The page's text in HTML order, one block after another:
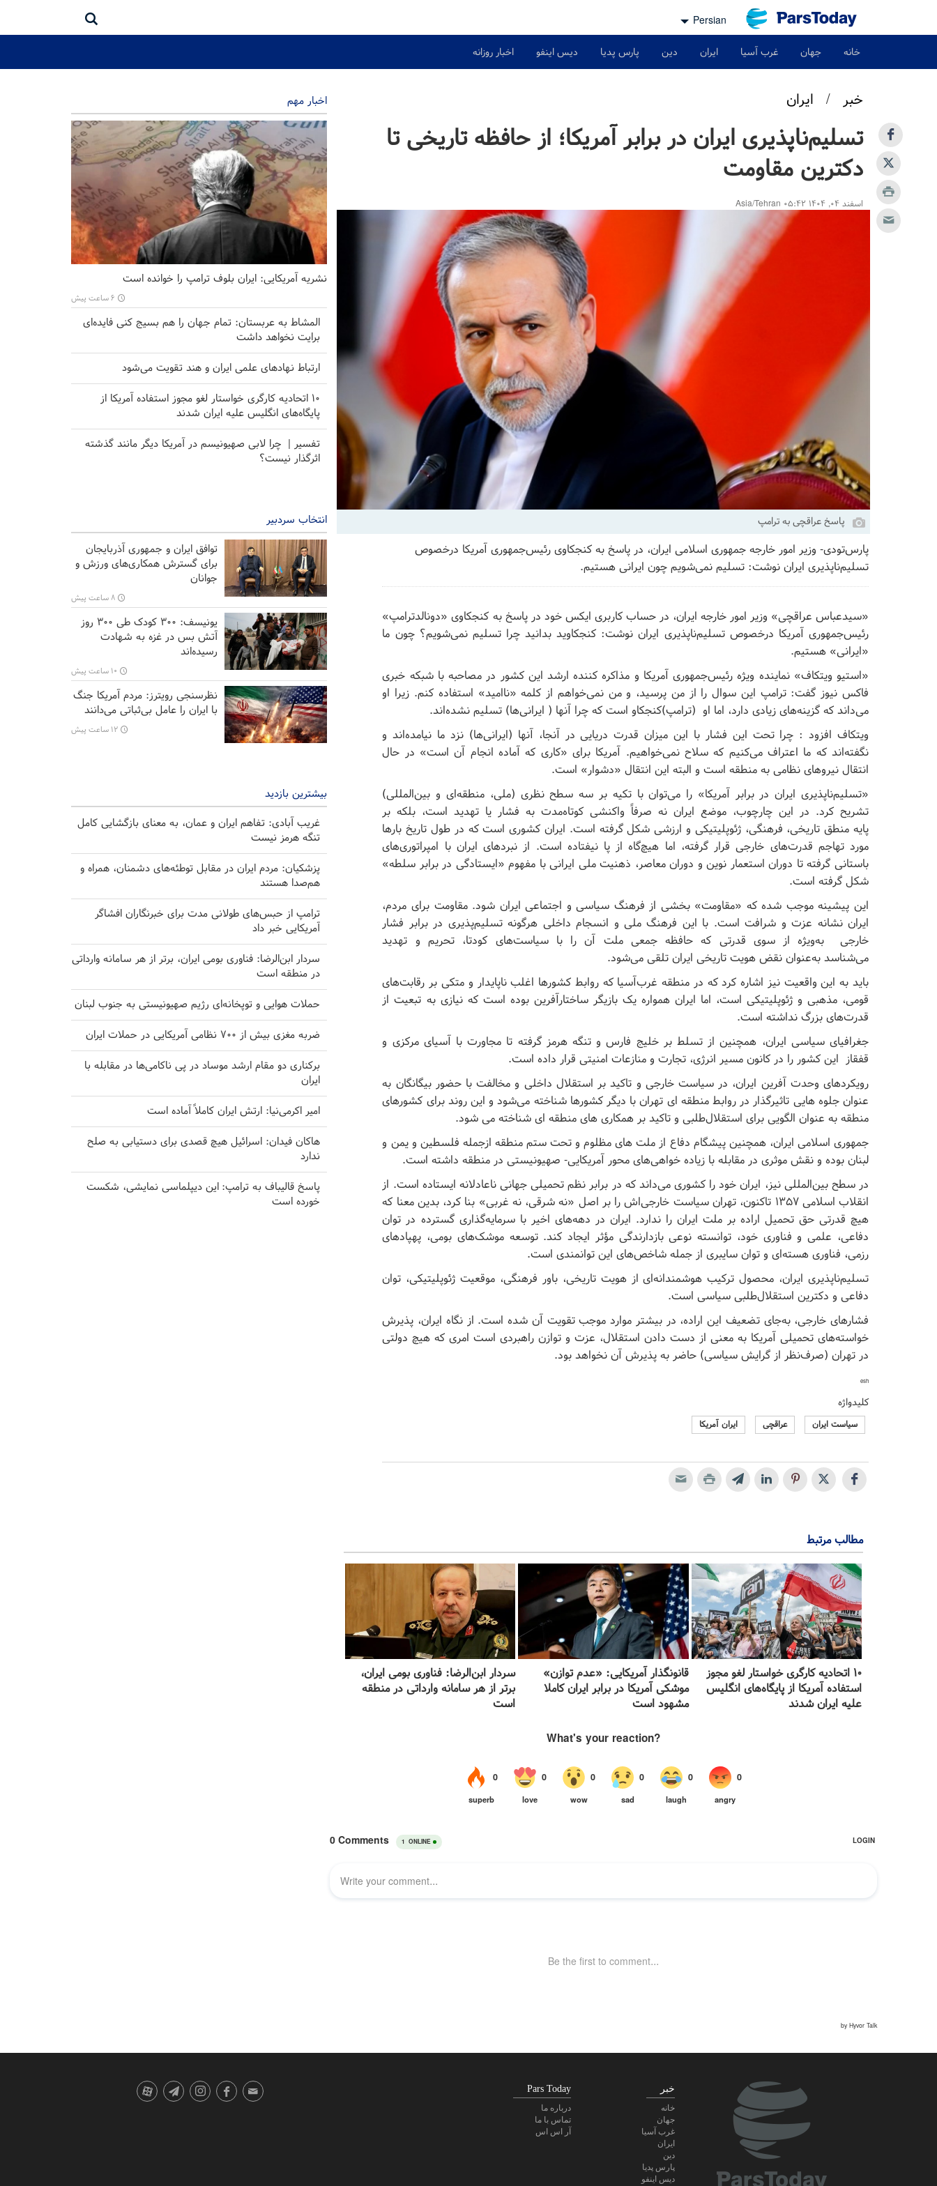
Persian
خانه جهان غرب آسیا ایران دین پارس پدیا دیس اینفو اخبار روزانه
خبر / ایران
تسلیم‌ناپذیری ایران در برابر آمریکا؛ از حافظه تاریخی تا
دکترین مقاومت
اسفند ۰۴, ۱۴۰۴ ۰۵:۴۲ Asia/Tehran
پاسخ عراقچی به ترامپ
پارس‌تودی- وزیر امور خارجه جمهوری اسلامی ایران، در پاسخ به کنجکاوی رئیس‌جمهوری آمریکا درخصوص
تسلیم‌ناپذیری ایران نوشت: تسلیم نمی‌شویم چون ایرانی هستیم.
«سیدعباس عراقچی» وزیر امور خارجه ایران، در حساب کاربری ایکس خود در پاسخ به کنجکاوی «دونالدترامپ»
رئیس‌جمهوری آمریکا درخصوص تسلیم‌ناپذیری ایران نوشت: کنجکاوید بدانید چرا تسلیم نمی‌شویم؟ چون ما
«ایرانی» هستیم.
«استیو ویتکاف» نماینده ویژه رئیس‌جمهوری آمریکا و مذاکره کننده ارشد این کشور در مصاحبه با شبکه خبری
فاکس نیوز گفت: ترامپ این سوال را از من پرسید، و من نمی‌خواهم از کلمه «ناامید» استفاده کنم. زیرا او
می‌داند که گزینه‌های زیادی دارد، اما او (ترامپ)کنجکاو است که چرا آنها ( ایرانی‌ها) تسلیم نشده‌اند.
ویتکاف افزود : چرا تحت این فشار با این میزان قدرت دریایی در آنجا، آنها (ایرانی‌ها) نزد ما نیامده‌اند و
نگفته‌اند که ما اعتراف می‌کنیم که سلاح نمی‌خواهیم. آمریکا برای «کاری که آماده انجام آن است» در حال
انتقال نیروهای نظامی به منطقه است و البته این انتقال «دشوار» است.
«تسلیم‌ناپذیری ایران در برابر آمریکا» را می‌توان با تکیه بر سه سطح نظری (ملی، منطقه‌ای و بین‌المللی)
تشریح کرد. در این چارچوب، موضع ایران نه صرفاً واکنشی کوتاه‌مدت به فشار یا تهدید است، بلکه بر
پایه‌ منطق تاریخی، فرهنگی، ژئوپلیتیکی و ارزشی شکل گرفته است. ایران کشوری است که در طول تاریخ بارها
مورد تهاجم قدرت‌های خارجی قرار گرفته، اما هیچ‌گاه از پا نیفتاده است. از نبردهای ایران با امپراتوری‌های
باستانی گرفته تا دوران استعمار نوین و دوران معاصر، ذهنیت ملی ایرانی با مفهوم «ایستادگی در برابر سلطه»
شکل گرفته است.
این پیشینه موجب شده که «مقاومت» بخشی از فرهنگ سیاسی و اجتماعی ایران شود. مقاومت برای مردم،
ایران نشانه‌ عزت و شرافت است. با این فرهنگ ملی و انسجام داخلی هرگونه تسلیم‌پذیری در برابر فشار
خارجی به‌ویژه از سوی قدرتی که حافظه‌ جمعی ملت آن را با سیاست‌های کودتا، تحریم و تهدید
می‌شناسد به‌عنوان نقض هویت تاریخی ایران تلقی می‌شود.
باید به این واقعیت نیز اشاره کرد که در منطقه‌ غرب‌آسیا که روابط کشورها اغلب ناپایدار و متکی بر رقابت‌های
قومی، مذهبی و ژئوپلیتیکی است، اما ایران همواره یک بازیگر ساختارآفرین بوده است که نیازی به تبعیت‌ از
قدرت‌های بزرگ نداشته است.
جغرافیای سیاسی ایران، همچنین از تسلط بر خلیج فارس و تنگه هرمز گرفته تا مجاورت با آسیای مرکزی و
قفقاز این کشور را در کانون مسیر انرژی، تجارت و منازعات امنیتی قرار داده است.
رویکردهای وحدت آفرین ایران، در سیاست خارجی و تاکید بر استقلال داخلی و مخالفت با حضور بیگانگان به
عنوان جلوه هایی تاثیرگذار در روابط منطقه ای تهران با دیگر کشورها شناخته می‌شود و این روند برای کشورهای
منطقه به عنوان الگویی برای استقلال‌طلبی و تاکید بر همکاری های منطقه ای شناخته می شود.
جمهوری اسلامی ایران، همچنین پیشگام دفاع از ملت های مظلوم و تحت ستم منطقه ازجمله فلسطین و یمن و
لبنان بوده و نقش موثری در مقابله با زیاده خواهی‌های محور آمریکایی- صهیونیستی در منطقه داشته است.
در سطح بین‌المللی نیز، ایران خود را کشوری می‌داند که در برابر نظم تحمیلی جهانی ناعادلانه ایستاده است. از
انقلاب اسلامی ۱۳۵۷ تاکنون، تهران سیاست خارجی‌اش را بر اصل «نه شرقی، نه غربی» بنا کرد، بدین معنا که
هیچ قدرتی حق تحمیل اراده بر ملت ایران را ندارد. ایران در دهه‌های اخیر با سرمایه‌گذاری گسترده در توان
دفاعی، علمی و فناوری خود، توانسته نوعی بازدارندگی مؤثر ایجاد کند. توسعه‌ موشک‌های بومی، پهپادهای
رزمی، فناوری هسته‌ای و توان سایبری از جمله شاخص‌های این توانمندی است.
تسلیم‌ناپذیری ایران، محصول ترکیب هوشمندانه‌ای از هویت تاریخی، باور فرهنگی، موقعیت ژئوپلیتیکی، توان
دفاعی و دکترین استقلال‌طلبی سیاسی است.
فشارهای خارجی، به‌جای تضعیف این اراده، در بیشتر موارد موجب تقویت آن شده است. از نگاه ایران، پذیرش
خواسته‌های تحمیلی آمریکا به معنی از دست دادن استقلال، عزت و توازن راهبردی است امری که هیچ دولتی
در تهران (صرف‌نظر از گرایش سیاسی) حاضر به پذیرش آن نخواهد بود.
esh
کلیدواژه
سیاست ایران عراقچی ایران آمریکا
مطالب مرتبط
۱۰ اتحادیه کارگری خواستار لغو مجوز
استفاده آمریکا از پایگاه‌های انگلیس
علیه ایران شدند
قانونگذار آمریکایی: «عدم توازن»
موشکی آمریکا در برابر ایران کاملا
مشهود است
سردار ابن‌الرضا: فناوری بومی ایران،
برتر از هر سامانه وارداتی در منطقه
است
اخبار مهم
نشریه آمریکایی: ایران بلوف ترامپ را خوانده است
۶ ساعت پیش
المشاط به عربستان: تمام جهان را هم بسیج کنی فایده‌ای
برایت نخواهد داشت
ارتباط نهاد‌های علمی ایران و هند تقویت می‌شود
۱۰ اتحادیه کارگری خواستار لغو مجوز استفاده آمریکا از
پایگاه‌های انگلیس علیه ایران شدند
تفسیر | چرا لابی صهیونیسم در آمریکا دیگر مانند گذشته
اثرگذار نیست؟
انتخاب سردبیر
توافق ایران و جمهوری آذربایجان
برای گسترش همکاری‌های ورزش و
جوانان
۸ ساعت پیش
یونیسف: ۳۰۰ کودک طی ۳۰۰ روز
آتش بس در غزه به شهادت
رسیده‌اند
۱۰ ساعت پیش
نظرسنجی رویترز: مردم آمریکا جنگ
با ایران را عامل بی‌ثباتی می‌دانند
۱۲ ساعت پیش
بیشترین بازدید
غریب آبادی: تفاهم ایران و عمان، به معنای بازگشایی کامل
تنگه هرمز نیست
پزشکیان: مردم ایران در مقابل توطئه‌های دشمنان، همراه و
هم‌صدا هستند
ترامپ از حبس‌های طولانی مدت برای خبرنگاران افشاگر
آمریکایی خبر داد
سردار ابن‌الرضا: فناوری بومی ایران، برتر از هر سامانه وارداتی
در منطقه است
حملات هوایی و توپخانه‌ای رژیم صهیونیستی به جنوب لبنان
ضربه مغزی بیش از ۷۰۰ نظامی آمریکایی در حملات ایران
برکناری دو مقام ارشد موساد در پی ناکامی‌ها در مقابله با
ایران
امیر اکرمی‌نیا: ارتش ایران کاملاً آماده است
هاکان فیدان: اسرائیل هیچ قصدی برای دستیابی به صلح
ندارد
پاسخ قالیباف به ترامپ: این دیپلماسی نمایشی، شکست
خورده است
خبر
خانه
جهان
غرب آسیا
ایران
دین
پارس پدیا
دیس اینفو
Pars Today
درباره ما
تماس با ما
آر اس اس